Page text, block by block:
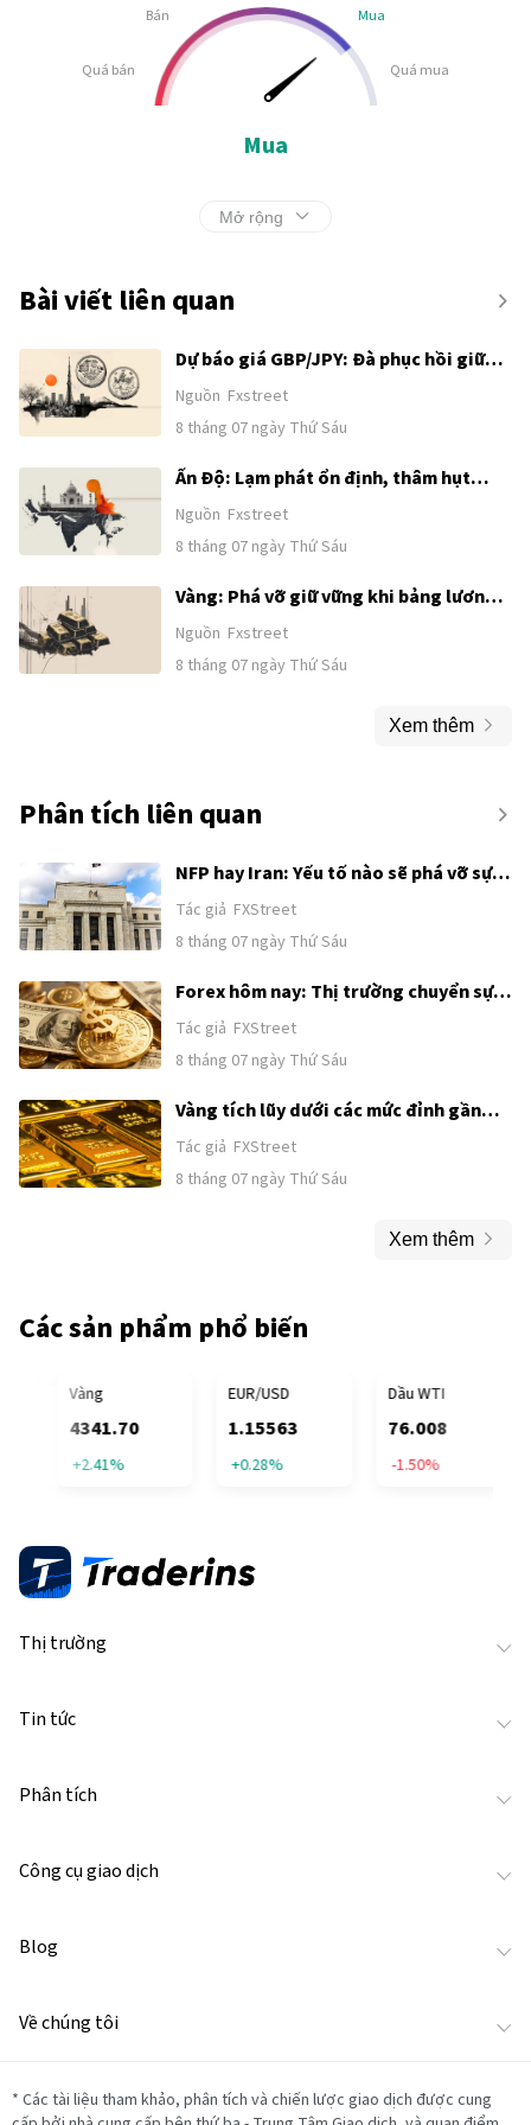
Bán
Mua
Quá bán Quá mua
Mua
Mở rộng
Bài viết liên quan
Dự báo giá GBP/JPY: Đà phục hồi giữ
vững trên đường SMA 200 ngày
Nguồn Fxstreet
8 tháng 07 ngày Thứ Sáu
Ấn Độ: Lạm phát ổn định, thâm hụt
thương mại vẫn kéo dài – DBS
Nguồn Fxstreet
8 tháng 07 ngày Thứ Sáu
Vàng: Phá vỡ giữ vững khi bảng lương
Mỹ sắp công bố – OCBC
Nguồn Fxstreet
8 tháng 07 ngày Thứ Sáu
Xem thêm
Phân tích liên quan
NFP hay Iran: Yếu tố nào sẽ phá vỡ sự
tích luỹ của Chỉ số đô la Mỹ?
Tác giả FXStreet
8 tháng 07 ngày Thứ Sáu
Forex hôm nay: Thị trường chuyển sự
chú ý từ Trung Đông sang Bảng lương
phi nông nghiệp của Mỹ
Tác giả FXStreet
8 tháng 07 ngày Thứ Sáu
Vàng tích lũy dưới các mức đỉnh gần
đây khi sức mạnh của USD và kỳ vọng
Fed tăng lãi suất kìm hãm đà tăng
trước thềm công bố Bảng lương phi
Tác giả FXStreet
8 tháng 07 ngày Thứ Sáu
Xem thêm
Các sản phẩm phổ biến
Vàng
4341.70
+2.41%
EUR/USD
1.15563
+0.28%
Dầu WTI
76.008
-1.50%
Thị trường
Tin tức
Phân tích
Công cụ giao dịch
Blog
Về chúng tôi
* Các tài liệu tham khảo, phân tích và chiến lược giao dịch được cung